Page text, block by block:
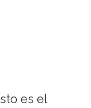
es el